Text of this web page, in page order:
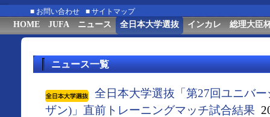
■ お問い合わせ ■ サイトマップ
HOME JUFA ニュース 全日本大学選抜 インカレ 総理大臣
ニュース一覧
全日本大学選抜「第27回ユニバ
ザン)」直前トレーニングマッチ試合結果